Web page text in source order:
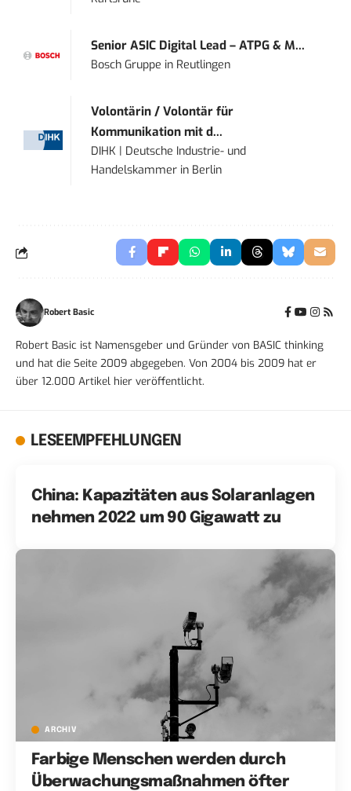
Senior ASIC Digital Lead – ATPG & M...
Bosch Gruppe in Reutlingen
Volontärin / Volontär für
Kommunikation mit d...
DIHK | Deutsche Industrie- und
Handelskammer in Berlin
Robert Basic
Robert Basic ist Namensgeber und Gründer von BASIC thinking
und hat die Seite 2009 abgegeben. Von 2004 bis 2009 hat er
über 12.000 Artikel hier veröffentlicht.
LESEEMPFEHLUNGEN
China: Kapazitäten aus Solaranlagen
nehmen 2022 um 90 Gigawatt zu
ARCHIV
Farbige Menschen werden durch
Überwachungsmaßnahmen öfter